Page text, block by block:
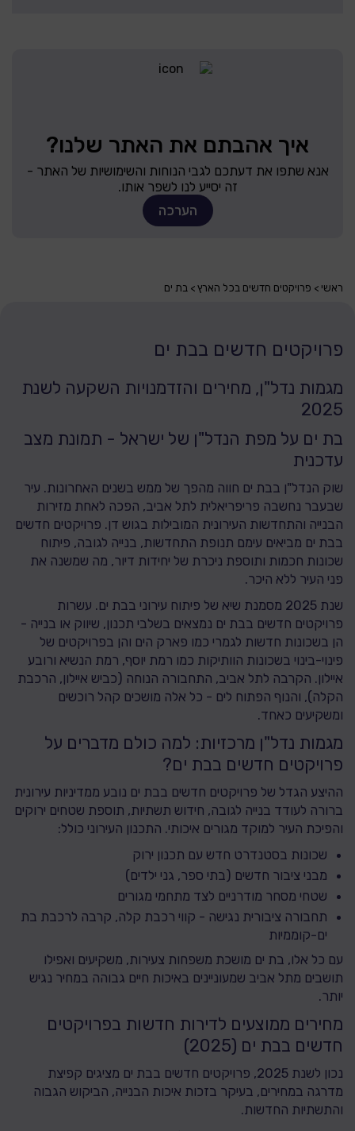
איך אהבתם את האתר שלנו?
אנא שתפו את דעתכם לגבי הנוחות והשימושיות של האתר -
זה יסייע לנו לשפר אותו.
הערכה
ראשי פרויקטים חדשים בכל הארץ בת ים
פרויקטים חדשים בבת ים
מגמות נדל"ן, מחירים והזדמנויות השקעה לשנת
2025
בת ים על מפת הנדל"ן של ישראל - תמונת מצב
עדכנית
שוק הנדל"ן בבת ים חווה מהפך של ממש בשנים האחרונות. עיר
שבעבר נחשבה פריפריאלית לתל אביב, הפכה לאחת מזירות
הבנייה והתחדשות העירונית המובילות בגוש דן. פרויקטים חדשים
בבת ים מביאים עימם תנופת התחדשות, בנייה לגובה, פיתוח
שכונות חכמות ותוספת ניכרת של יחידות דיור, מה שמשנה את
פני העיר ללא היכר.
שנת 2025 מסמנת שיא של פיתוח עירוני בבת ים. עשרות
פרויקטים חדשים בבת ים נמצאים בשלבי תכנון, שיווק או בנייה -
הן בשכונות חדשות לגמרי כמו פארק הים והן בפרויקטים של
פינוי-בינוי בשכונות הוותיקות כמו רמת יוסף, רמת הנשיא ורובע
איילון. הקרבה לתל אביב, התחבורה הנוחה (כביש איילון, הרכבת
הקלה), והנוף הפתוח לים - כל אלה מושכים קהל רוכשים
ומשקיעים כאחד.
מגמות נדל"ן מרכזיות: למה כולם מדברים על
פרויקטים חדשים בבת ים?
ההיצע הגדל של פרויקטים חדשים בבת ים נובע ממדיניות עירונית
ברורה לעודד בנייה לגובה, חידוש תשתיות, תוספת שטחים ירוקים
והפיכת העיר למוקד מגורים איכותי. התכנון העירוני כולל:
שכונות בסטנדרט חדש עם תכנון ירוק
מבני ציבור חדשים (בתי ספר, גני ילדים)
שטחי מסחר מודרניים לצד מתחמי מגורים
תחבורה ציבורית נגישה - קווי רכבת קלה, קרבה לרכבת בת
ים-קוממיות
עם כל אלו, בת ים מושכת משפחות צעירות, משקיעים ואפילו
תושבים מתל אביב שמעוניינים באיכות חיים גבוהה במחיר נגיש
יותר.
מחירים ממוצעים לדירות חדשות בפרויקטים
חדשים בבת ים (2025)
נכון לשנת 2025, פרויקטים חדשים בבת ים מציגים קפיצת
מדרגה במחירים, בעיקר בזכות איכות הבנייה, הביקוש הגבוה
והתשתיות החדשות.